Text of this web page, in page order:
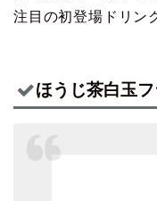
注目の初登場ドリン
ほうじ茶白玉